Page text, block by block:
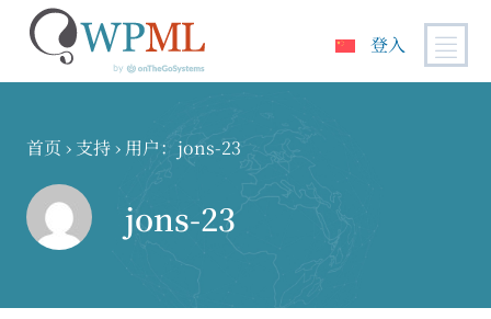
登入
首页 › 支持› 用户：jons-23
jons-23